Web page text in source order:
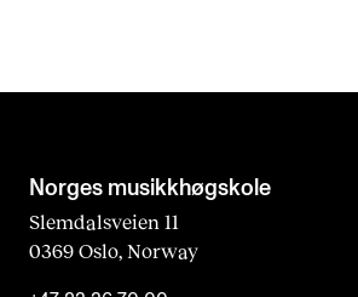
Norges musikk­høgskole
Slemdalsveien 11
0369 Oslo, Norway